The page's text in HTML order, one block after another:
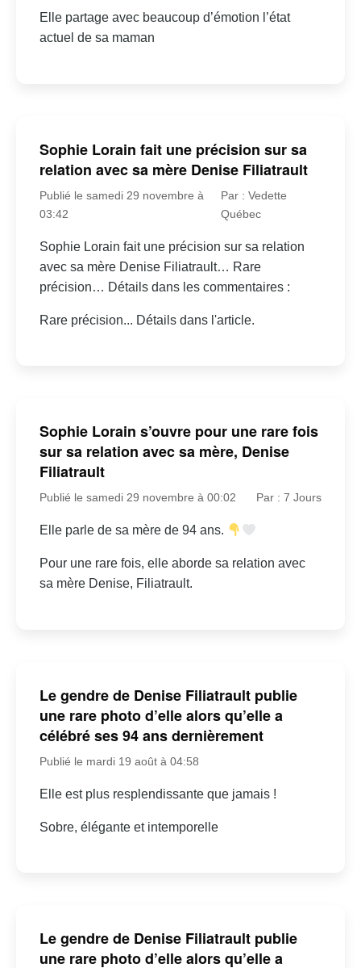
Elle partage avec beaucoup d’émotion l’état
actuel de sa maman
Sophie Lorain fait une précision sur sa
relation avec sa mère Denise Filiatrault
Publié le samedi 29 novembre à
03:42
Par : Vedette
Québec
Sophie Lorain fait une précision sur sa relation
avec sa mère Denise Filiatrault… Rare
précision… Détails dans les commentaires :
Rare précision... Détails dans l'article.
Sophie Lorain s’ouvre pour une rare fois
sur sa relation avec sa mère, Denise
Filiatrault
Publié le samedi 29 novembre à 00:02 Par : 7 Jours
Elle parle de sa mère de 94 ans.
Pour une rare fois, elle aborde sa relation avec
sa mère Denise, Filiatrault.
Le gendre de Denise Filiatrault publie
une rare photo d’elle alors qu’elle a
célébré ses 94 ans dernièrement
Publié le mardi 19 août à 04:58
Elle est plus resplendissante que jamais !
Sobre, élégante et intemporelle
Le gendre de Denise Filiatrault publie
une rare photo d’elle alors qu’elle a